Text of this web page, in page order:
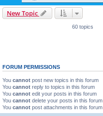
New Topic
60 topics
FORUM PERMISSIONS
You cannot post new topics in this forum
You cannot reply to topics in this forum
You cannot edit your posts in this forum
You cannot delete your posts in this forum
You cannot post attachments in this forum